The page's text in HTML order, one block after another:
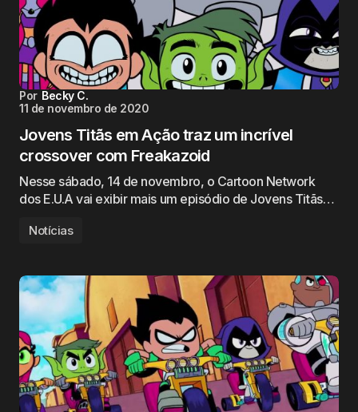
Por Becky C.
11 de novembro de 2020
Jovens Titãs em Ação traz um incrível
crossover com Freakazoid
Nesse sábado, 14 de novembro, o Cartoon Network
dos E.U.A vai exibir mais um episódio de Jovens Titãs…
Notícias